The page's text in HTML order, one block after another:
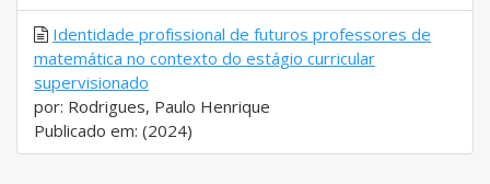
Identidade profissional de futuros professores de
matemática no contexto do estágio curricular
supervisionado
por: Rodrigues, Paulo Henrique
Publicado em: (2024)